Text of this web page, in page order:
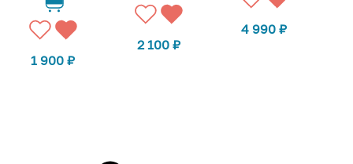
1 900₽
2 100 ₽
4 990₽